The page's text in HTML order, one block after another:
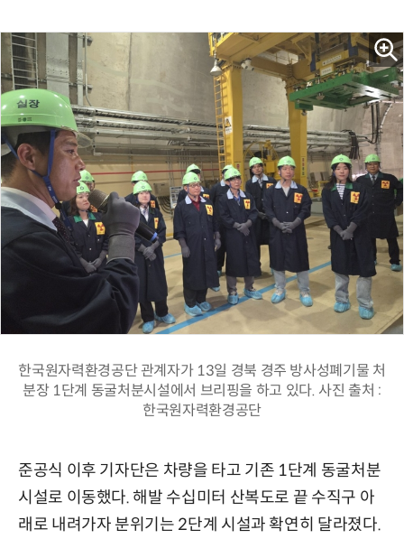
한국원자력환경공단 관계자가 13일 경북 경주 방사성폐기물 처
분장 1단계 동굴처분시설에서 브리핑을 하고 있다. 사진 출처 :
한국원자력환경공단
준공식 이후 기자단은 차량을 타고 기존 1단계 동굴처분
시설로 이동했다. 해발 수십미터 산복도로 끝 수직구 아
래로 내려가자 분위기는 2단계 시설과 확연히 달라졌다.